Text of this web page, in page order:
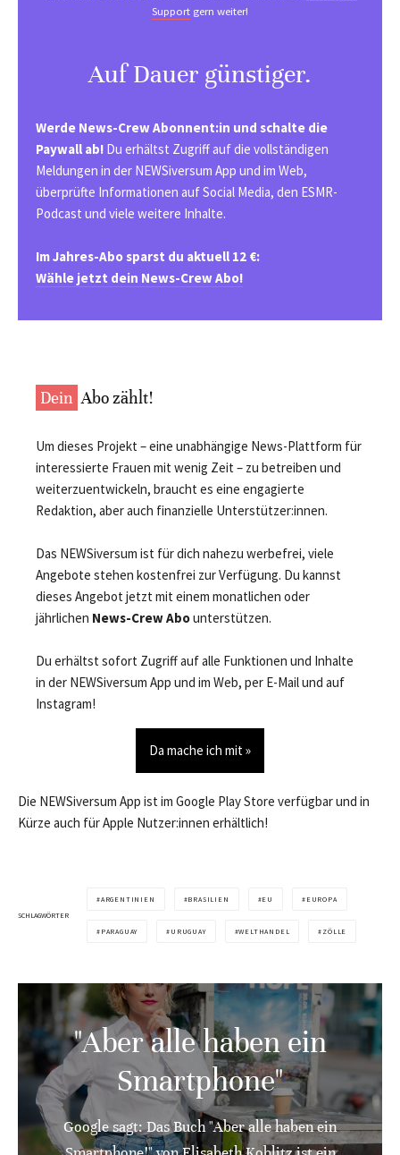
Support gern weiter!
Auf Dauer günstiger.
Werde News-Crew Abonnent:in und schalte die
Paywall ab! Du erhältst Zugriff auf die vollständigen
Meldungen in der NEWSiversum App und im Web,
überprüfte Informationen auf Social Media, den ESMR-
Podcast und viele weitere Inhalte.
Im Jahres-Abo sparst du aktuell 12 €:
Wähle jetzt dein News-Crew Abo!
Dein Abo zählt!
Um dieses Projekt – eine unabhängige News-Plattform für
interessierte Frauen mit wenig Zeit – zu betreiben und
weiterzuentwickeln, braucht es eine engagierte
Redaktion, aber auch finanzielle Unterstützer:innen.
Das NEWSiversum ist für dich nahezu werbefrei, viele
Angebote stehen kostenfrei zur Verfügung. Du kannst
dieses Angebot jetzt mit einem monatlichen oder
jährlichen News-Crew Abounterstützen.
Du erhältst sofort Zugriff auf alle Funktionen und Inhalte
in der NEWSiversum App und im Web, per E-Mail und auf
Instagram!
Da mache ich mit »
Die NEWSiversum App ist im Google Play Store verfügbar und in
Kürze auch für Apple Nutzer:innen erhältlich!
SCHLAGWÖRTER
ARGENTINIEN BRASILIEN EU EUROPA
PARAGUAY URUGUAY WELTHANDEL ZÖLLE
"Aber alle haben ein
Smartphone"
Google sagt: Das Buch "Aber alle haben ein